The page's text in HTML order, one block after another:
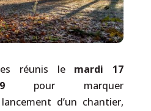
réunis le mardi 17
pour marquer
d’un chantier,